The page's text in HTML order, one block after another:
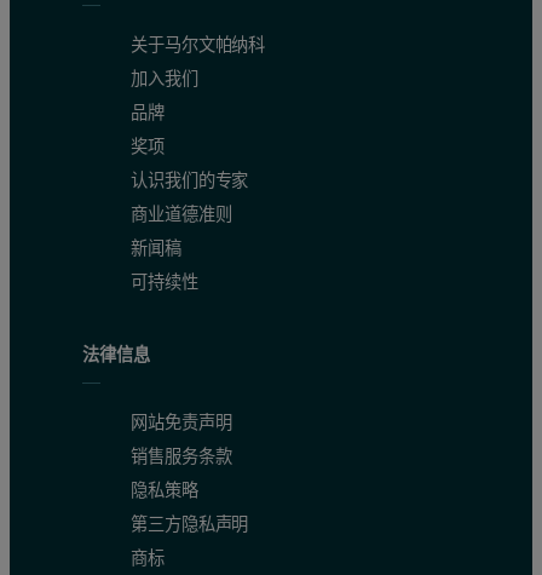
关于马尔文帕纳科
加入我们
品牌
奖项
认识我们的专家
商业道德准则
新闻稿
可持续性
法律信息
网站免责声明
销售服务条款
隐私策略
第三方隐私声明
商标